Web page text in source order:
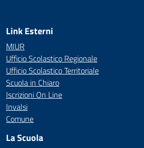
Link Esterni
MIUR
Ufficio Scolastico Regionale
Ufficio Scolastico Territoriale
Scuola in Chiaro
Iscrizioni On Line
Invalsi
Comune
La Scuola